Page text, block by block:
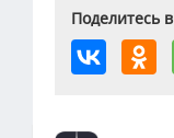
Поделитесь